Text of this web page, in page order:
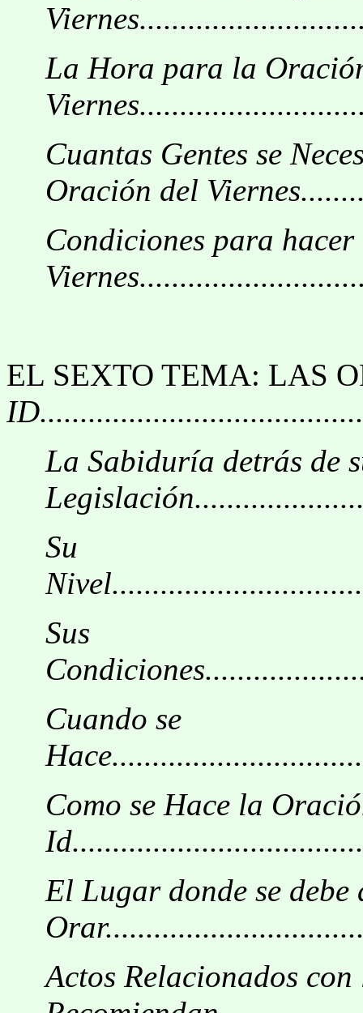
La Hora para la
Cuantas Gentes se
Oración del
Condiciones para
EL SEXTO TEMA: LAS
La Sabiduría detrás de
Su
Sus
Cuando se
Como se Hace la
El Lugar donde se debe
Actos Relacionados